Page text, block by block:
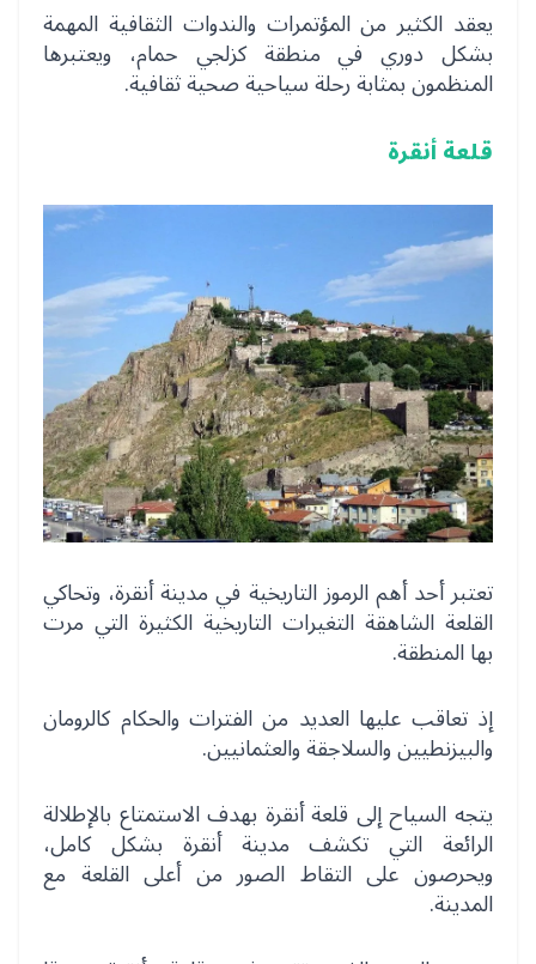
يعقد الكثير من المؤتمرات والندوات الثقافية المهمة
بشكل دوري في منطقة كزلجي حمام، ويعتبرها
المنظمون بمثابة رحلة سياحية صحية ثقافية.
قلعة أنقرة
تعتبر أحد أهم الرموز التاريخية في مدينة أنقرة، وتحاكي
القلعة الشاهقة التغيرات التاريخية الكثيرة التي مرت
بها المنطقة.
إذ تعاقب عليها العديد من الفترات والحكام كالرومان
والبيزنطيين والسلاجقة والعثمانيين.
يتجه السياح إلى قلعة أنقرة بهدف الاستمتاع بالإطلالة
الرائعة التي تكشف مدينة أنقرة بشكل كامل،
ويحرصون على التقاط الصور من أعلى القلعة مع
المدينة.